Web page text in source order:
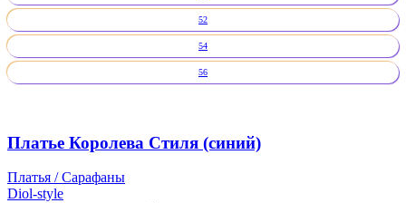
52
54
56
Платье Королева Стиля (синий)
Платья / Сарафаны
Diol-style